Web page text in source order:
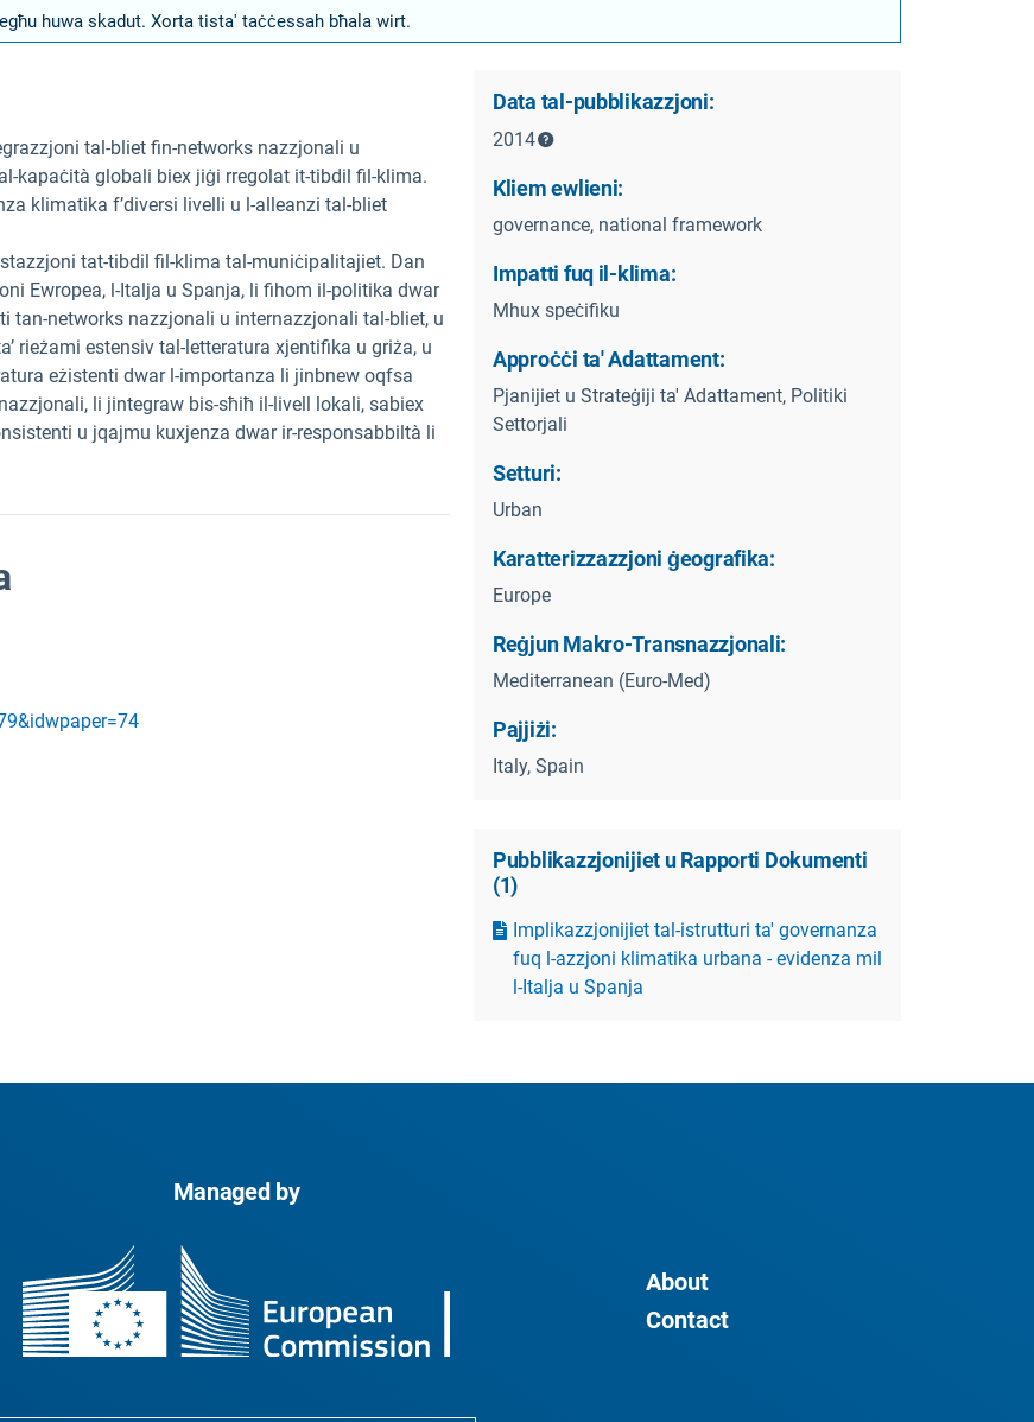
huwa skadut. Xorta tista' taċċessah bħala wirt.
tal-bliet fin-networks nazzjonali u
kapaċità globali biex jiġi rregolat it-tibdil fil-klima.
klimatika f’diversi livelli u l-alleanzi tal-bliet
tat-tibdil fil-klima tal-muniċipalitajiet. Dan
Ewropea, l-Italja u Spanja, li fihom il-politika dwar
tan-networks nazzjonali u internazzjonali tal-bliet, u
rieżami estensiv tal-letteratura xjentifika u griża, u
eżistenti dwar l-importanza li jinbnew oqfsa
li jintegraw bis-sħiħ il-livell lokali, sabiex
u jqajmu kuxjenza dwar ir-responsabbiltà li
Data tal-pubblikazzjoni:
2014
Kliem ewlieni:
governance, national framework
Impatti fuq il-klima:
Mhux speċifiku
Approċċi ta' Adattament:
Pjanijiet u Strateġiji ta' Adattament, Politiki
Settorjali
Setturi:
Urban
Karatterizzazzjoni ġeografika:
Europe
Reġjun Makro-Transnazzjonali:
Mediterranean (Euro-Med)
Pajjiżi:
Italy, Spain
Pubblikazzjonijiet u Rapporti Dokumenti
(1)
Implikazzjonijiet tal-istrutturi ta' governanza
fuq l-azzjoni klimatika urbana - evidenza mil
l-Italja u Spanja
Managed by
About
Contact